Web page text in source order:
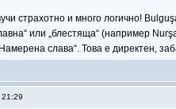
страхотно и много логично!
или „блестяща“ (например
слава“. Това е директен,